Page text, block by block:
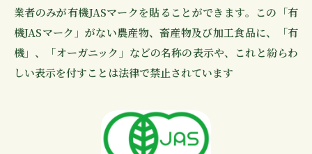
業者のみが有機JASマークを貼ることができます。この「有
機JASマーク」がない農産物、畜産物及び加工食品に、「有
機」、「オーガニック」などの名称の表示や、これと紛らわ
しい表示を付すことは法律で禁止されています